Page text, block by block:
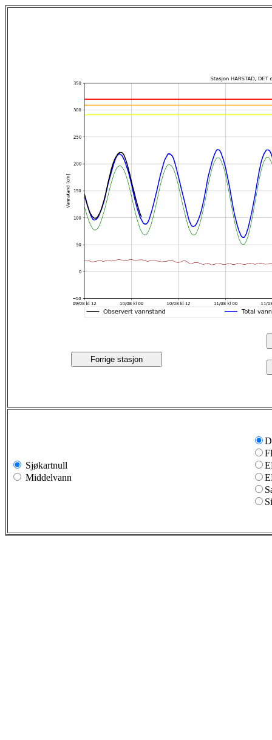
Forrige stasjon
Sjøkartnull
Middelvann